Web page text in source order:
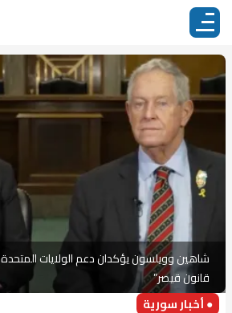
شاهين وويلسون يؤكدان دعم الولايات المتحدة
قانون قيصر”
● أخبار سورية